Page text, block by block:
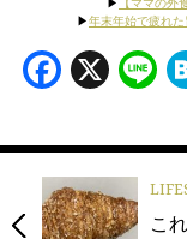
▶︎
【ママの外
▶︎年末年始で疲れ
X
こ